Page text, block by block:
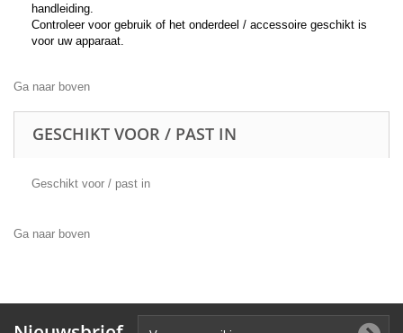
handleiding.
Controleer voor gebruik of het onderdeel / accessoire geschikt is
voor uw apparaat.
Ga naar boven
GESCHIKT VOOR / PAST IN
Geschikt voor / past in
Ga naar boven